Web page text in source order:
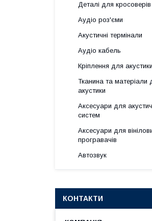
Деталі для кросоверів
Аудіо роз'єми
Акустичні термінали
Аудіо кабель
Кріплення для акустики
Тканина та матеріали
акустики
Аксесуари для
систем
Аксесуари для
програвачів
Автозвук
КОНТАКТИ